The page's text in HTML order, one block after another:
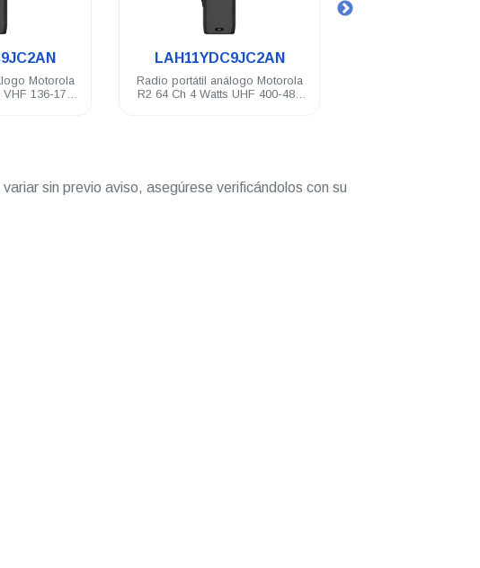
Motorola
VHF 136-174
.
LAH11YDC9JC2AN
Radio portátil análogo Motorola
R2 64 Ch 4 Watts UHF 400-480
sin previo aviso, asegúrese verificándolos con su